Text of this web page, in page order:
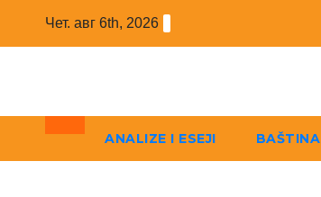
Чет. авг 6th, 2026
ANALIZE I ESEJI BAŠTINA